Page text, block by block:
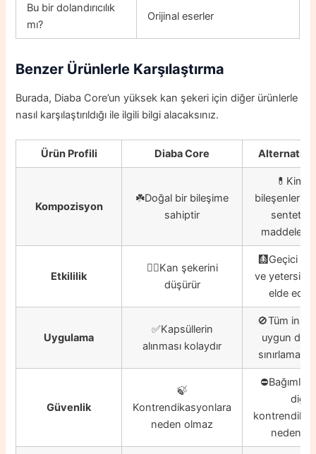
Bu bir dolandırıcılık
mı?
Orijinal eserler
Benzer Ürünlerle Karşılaştırma
Burada, Diaba Core’un yüksek kan şekeri için diğer ürünlerle
nasıl karşılaştırıldığı ile ilgili bilgi alacaksınız.
Ürün Profili Diaba Core Alternatif
Kompozisyon
☘️Doğal bir bileşime
sahiptir
bileşenlerin
sentetik
maddeleri
Etkililik
👍🏼Kan şekerini
düşürür
🩻Geçici
ve yetersiz
elde
Uygulama
✅Kapsüllerin
alınması kolaydır
🚫Tüm
uygun
Güvenlik
🍃
Kontrendikasyonlara
neden olmaz
diğer
neden